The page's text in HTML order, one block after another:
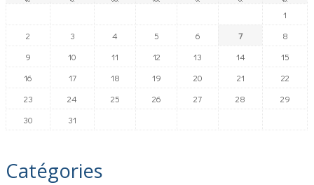
1
2
3 4 5 6 7
8
9
10 11 12 13 14
15
16
17 18 19 20 21
22
23
24 25 26 27 28
29
30
31
Catégories